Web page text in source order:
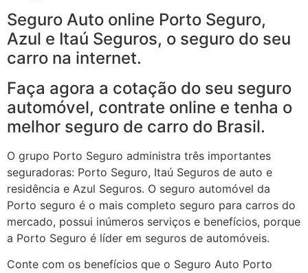
Seguro Auto online Porto Seguro,
Azul e Itaú Seguros, o seguro do seu
carro na internet.
Faça agora a cotação do seu seguro
automóvel, contrate online e tenha o
melhor seguro de carro do Brasil.
O grupo Porto Seguro administra três importantes
seguradoras: Porto Seguro, Itaú Seguros de auto e
residência e Azul Seguros. O seguro automóvel da
Porto seguro é o mais completo seguro para carros do
mercado, possui inúmeros serviços e benefícios, porque
a Porto Seguro é líder em seguros de automóveis.
Conte com os benefícios que o Seguro Auto Porto